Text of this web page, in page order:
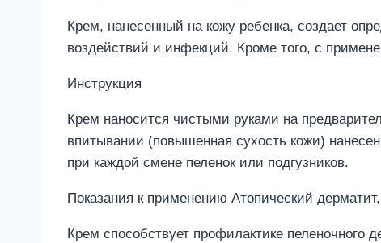
Крем, нанесенный на кожу ребенка, создает
воздействий и инфекций. Кроме того, с
Инструкция
Крем наносится чистыми руками на
впитывании (повышенная сухость кожи)
при каждой смене пеленок или подгузников.
Показания к применению Атопический
Крем способствует профилактике пеленочного